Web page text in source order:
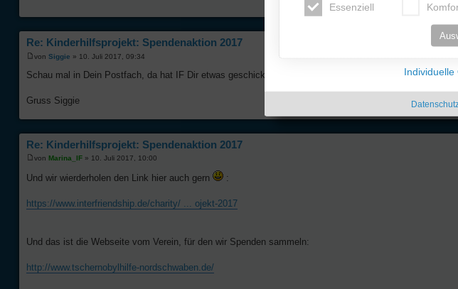
Re: Kinderhilfsprojekt: Spendenaktion 2017
von Siggie » 10. Juli 2017, 09:34
Schau mal in Dein Postfach, da hat IF Dir etwas geschickt
Gruss Siggie
Re: Kinderhilfsprojekt: Spendenaktion 2017
von Marina_IF » 10. Juli 2017, 10:00
Und wir wierderholen den Link hier auch gern :
https://www.interfriendship.de/charity/ ... ojekt-2017
Und das ist die Webseite vom Verein, für den wir Spenden sammeln:
http://www.tschernobylhilfe-nordschwaben.de/
Essenziell
Individuelle